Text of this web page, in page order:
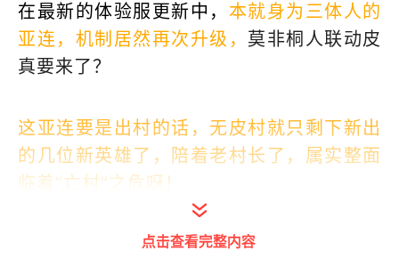
在最新的体验服更新中， 本就身为三体人的
亚连，机制居然再次升级， 莫非桐人联动皮
真要来了？
这亚连要是出村的话，无皮村就只剩下新出
的几位新英雄了，陪着老村长了，属实整面
临着“亡村”之危呀！
点击查看完整内容